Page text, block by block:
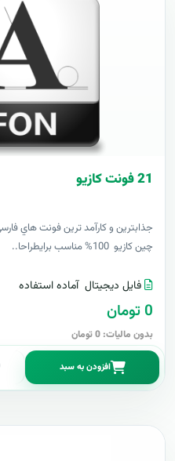
21 فونت کازيو
چين کازيو 100% مناسب برايطراحا..
فایل دیجیتال آماده استفاده
0 تومان
بدون مالیات: 0 تومان
افزودن به سبد